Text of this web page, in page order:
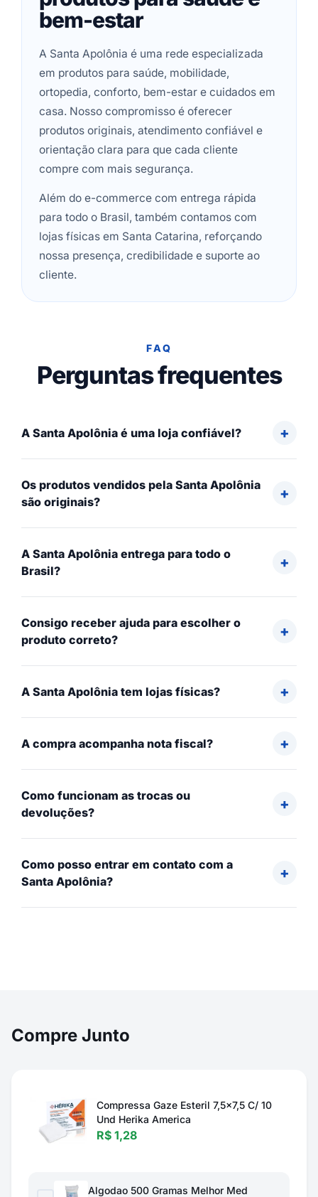
bem-estar
A Santa Apolônia é uma rede especializada
em produtos para saúde, mobilidade,
ortopedia, conforto, bem-estar e cuidados em
casa. Nosso compromisso é oferecer
produtos originais, atendimento confiável e
orientação clara para que cada cliente
compre com mais segurança.
Além do e-commerce com entrega rápida
para todo o Brasil, também contamos com
lojas físicas em Santa Catarina, reforçando
nossa presença, credibilidade e suporte ao
cliente.
FAQ
Perguntas frequentes
A Santa Apolônia é uma loja confiável?
Os produtos vendidos pela Santa Apolônia
são originais?
A Santa Apolônia entrega para todo o
Brasil?
Consigo receber ajuda para escolher o
produto correto?
A Santa Apolônia tem lojas físicas?
A compra acompanha nota fiscal?
Como funcionam as trocas ou
devoluções?
Como posso entrar em contato com a
Santa Apolônia?
Compre Junto
Compressa Gaze Esteril 7,5x7,5 C/ 10
Und Herika America
R$ 1,28
Algodao 500 Gramas Melhor Med